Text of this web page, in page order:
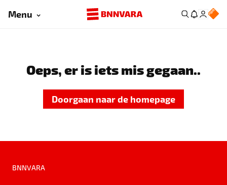
Menu
Oeps, er is iets mis gegaan..
Doorgaan naar de homepage
BNNVARA